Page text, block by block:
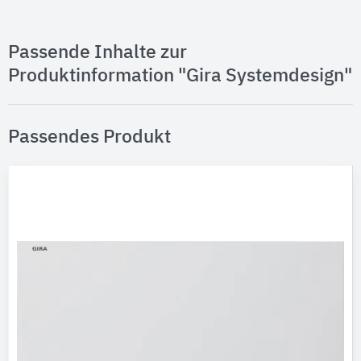
Passende Inhalte zur
Produktinformation "Gira Systemdesign"
Passendes Produkt